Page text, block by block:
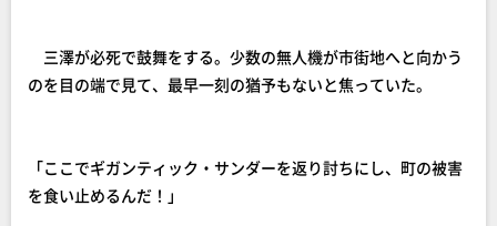
三澤が必死で鼓舞をする。少数の無人機が市街地へと向かう
のを目の端で見て、最早一刻の猶予もないと焦っていた。
「ここでギガンティック・サンダーを返り討ちにし、町の被害
を食い止めるんだ！」